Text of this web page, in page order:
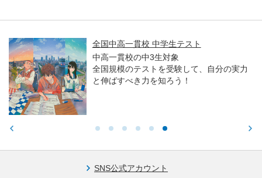
全国中高一貫校 中学生テスト
中高一貫校の中3生対象
全国規模のテストを受験して、自分の実力
と伸ばすべき力を知ろう！
SNS公式アカウント